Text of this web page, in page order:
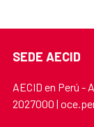
SEDE AECID
AECID en Perú -
2027000 |